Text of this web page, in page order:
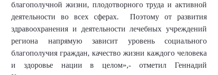
благополучной жизни, плодотворного труда и активной
деятельности во всех сферах. Поэтому от развития
здравоохранения и деятельности лечебных учреждений
региона напрямую зависит уровень социального
благополучия граждан, качество жизни каждого человека
и здоровье нации в целом»,-
отметил Геннадий